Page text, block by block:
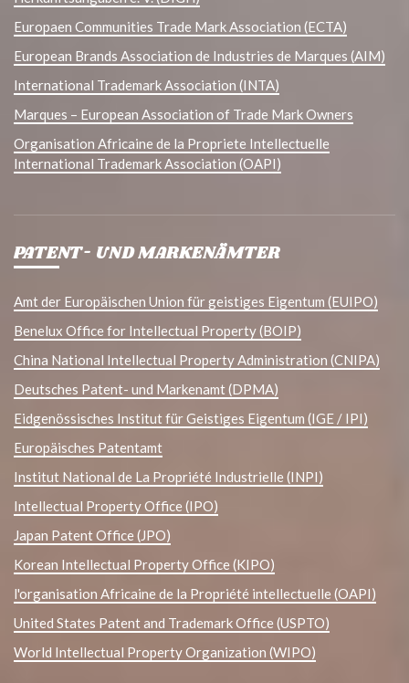
Europaen Communities Trade Mark Association (ECTA)
European Brands Association de Industries de Marques (AIM)
International Trademark Association (INTA)
Marques – European Association of Trade Mark Owners
Organisation Africaine de la Propriete Intellectuelle
International Trademark Association (OAPI)
PATENT- UND MARKENÄMTER
Amt der Europäischen Union für geistiges Eigentum (EUIPO)
Benelux Office for Intellectual Property (BOIP)
China National Intellectual Property Administration (CNIPA)
Deutsches Patent- und Markenamt (DPMA)
Eidgenössisches Institut für Geistiges Eigentum (IGE / IPI)
Europäisches Patentamt
Institut National de La Propriété Industrielle (INPI)
Intellectual Property Office (IPO)
Japan Patent Office (JPO)
Korean Intellectual Property Office (KIPO)
l'organisation Africaine de la Propriété intellectuelle (OAPI)
United States Patent and Trademark Office (USPTO)
World Intellectual Property Organization (WIPO)